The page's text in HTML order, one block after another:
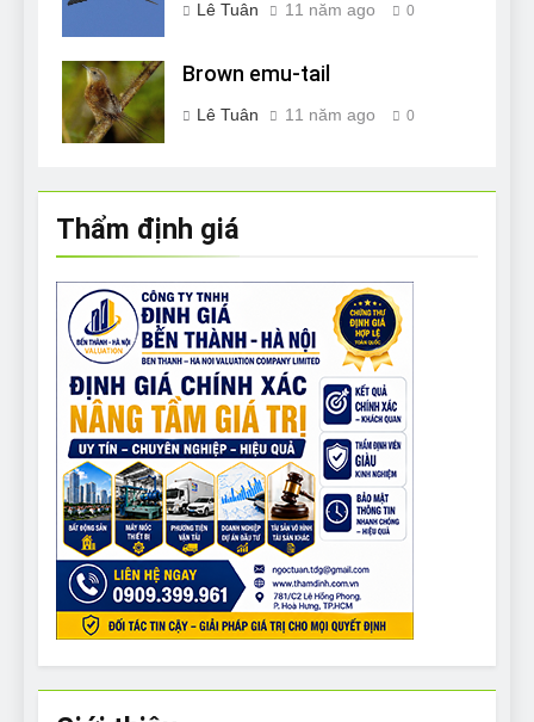
Lê Tuân 11 năm ago 0
Brown emu-tail
Lê Tuân 11 năm ago 0
Thẩm định giá